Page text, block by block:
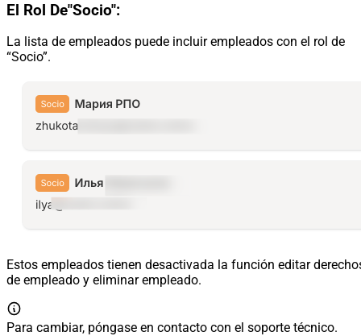
El Rol De"Socio":
La lista de empleados puede incluir empleados con el rol de
“Socio”.
Estos empleados tienen desactivada la función editar
de empleado y eliminar empleado.
Para cambiar, póngase en contacto con el soporte técnico.